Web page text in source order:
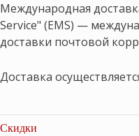
Международная
Service" (EMS) —
доставки почтовой
Доставка
Скидки